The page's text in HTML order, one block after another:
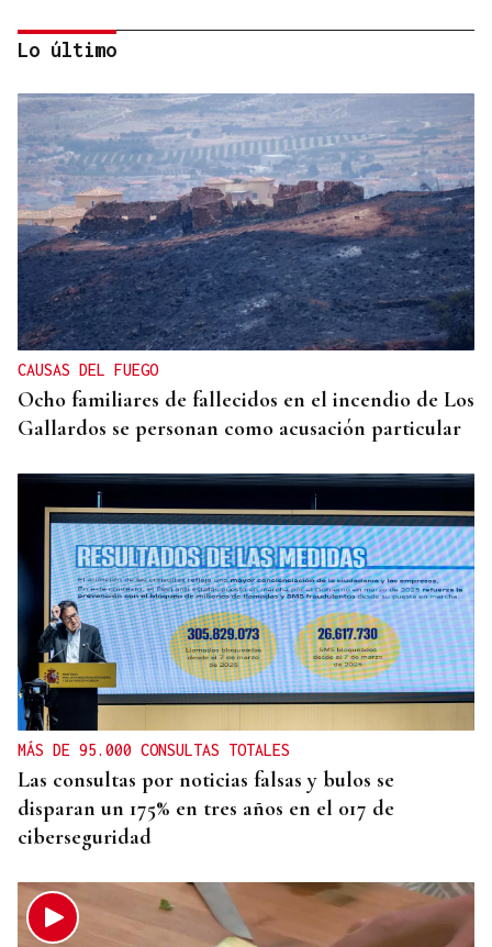
SUSTITUTO DEL OURENSANO
Vázquez Alvite, nuevo presidente del Comité
Técnico en Galicia
Lo último
CAUSAS DEL FUEGO
Ocho familiares de fallecidos en el incendio de Los
Gallardos se personan como acusación particular
MÁS DE 95.000 CONSULTAS TOTALES
Las consultas por noticias falsas y bulos se
disparan un 175% en tres años en el 017 de
ciberseguridad